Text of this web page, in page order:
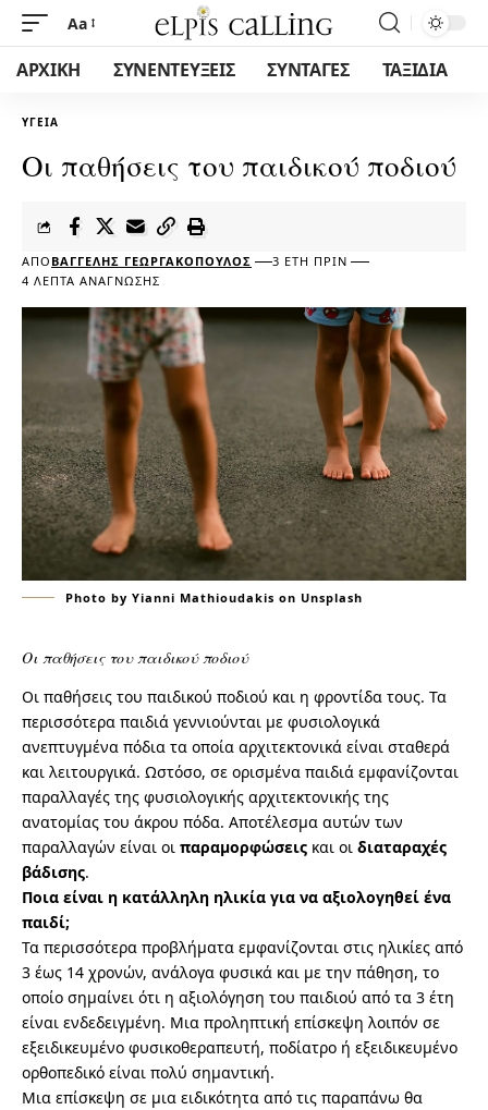
Aa
ΑΡΧΙΚΗ ΣΥΝΕΝΤΕΥΞΕΙΣ ΣΥΝΤΑΓΕΣ ΤΑΞΙΔΙΑ
ΥΓΕΊΑ
Οι παθήσεις του παιδικού ποδιού
ΑΠΌ ΒΑΓΓΈΛΗΣ ΓΕΩΡΓΑΚΌΠΟΥΛΟΣ
3 ΈΤΗ ΠΡΙΝ
4 ΛΕΠΤΆ ΑΝΆΓΝΩΣΗΣ
Photo by Yianni Mathioudakis on Unsplash
Οι παθήσεις του παιδικού ποδιού
Οι παθήσεις του παιδικού ποδιού και η φροντίδα τους. Τα
περισσότερα παιδιά γεννιούνται με φυσιολογικά
ανεπτυγμένα πόδια τα οποία αρχιτεκτονικά είναι σταθερά
και λειτουργικά. Ωστόσο, σε ορισμένα παιδιά εμφανίζονται
παραλλαγές της φυσιολογικής αρχιτεκτονικής της
ανατομίας του άκρου πόδα. Αποτέλεσμα αυτών των
παραλλαγών είναι οι παραμορφώσεις και οι διαταραχές
βάδισης.
Ποια είναι η κατάλληλη ηλικία για να αξιολογηθεί ένα
παιδί;
Τα περισσότερα προβλήματα εμφανίζονται στις ηλικίες από
3 έως 14 χρονών, ανάλογα φυσικά και με την πάθηση, το
οποίο σημαίνει ότι η αξιολόγηση του παιδιού από τα 3 έτη
είναι ενδεδειγμένη. Μια προληπτική επίσκεψη λοιπόν σε
εξειδικευμένο φυσικοθεραπευτή, ποδίατρο ή εξειδικευμένο
ορθοπεδικό είναι πολύ σημαντική.
Μια επίσκεψη σε μια ειδικότητα από τις παραπάνω θα